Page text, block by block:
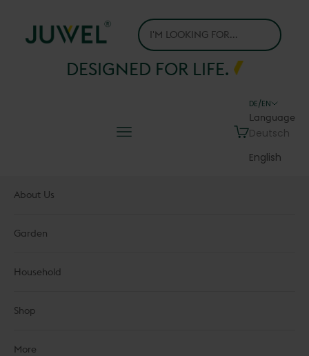
Juwel H.Wüster GmbH
DESIGNED FOR LIFE.
Navigation menu Cart
DE/EN
Language
Deutsch
English
About Us
Garden
Household
Shop
More